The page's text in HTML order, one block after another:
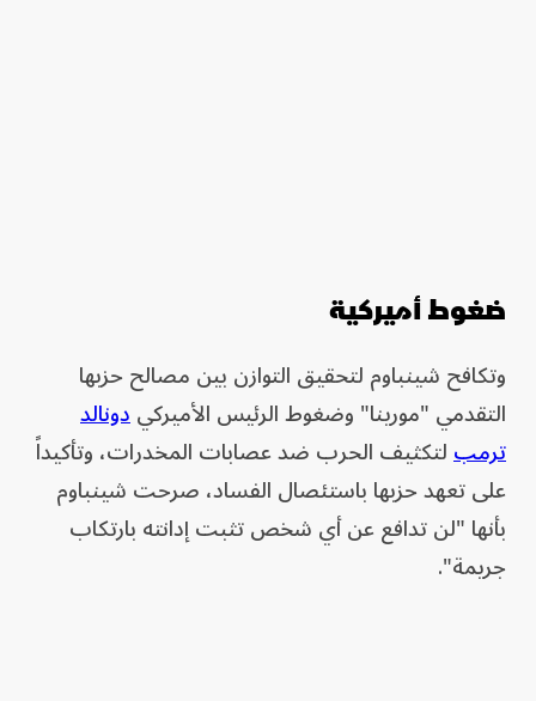
ضغوط أميركية
وتكافح شينباوم لتحقيق التوازن بين مصالح حزبها
التقدمي "مورينا" وضغوط الرئيس الأميركيدونالد
ترمبلتكثيف الحرب ضد عصابات المخدرات، وتأكيداً
على تعهد حزبها باستئصال الفساد، صرحت شينباوم
بأنها "لن تدافع عن أي شخص تثبت إدانته بارتكاب
جريمة".